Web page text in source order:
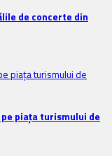
de concerte din
piața turismului de